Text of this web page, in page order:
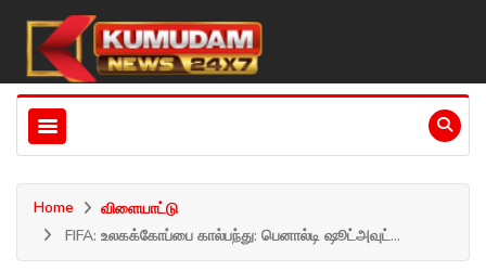
Home
விளையாட்டு
FIFA: உலகக்கோப்பை கால்பந்து: பெனால்டி ஷூட்அவுட்...